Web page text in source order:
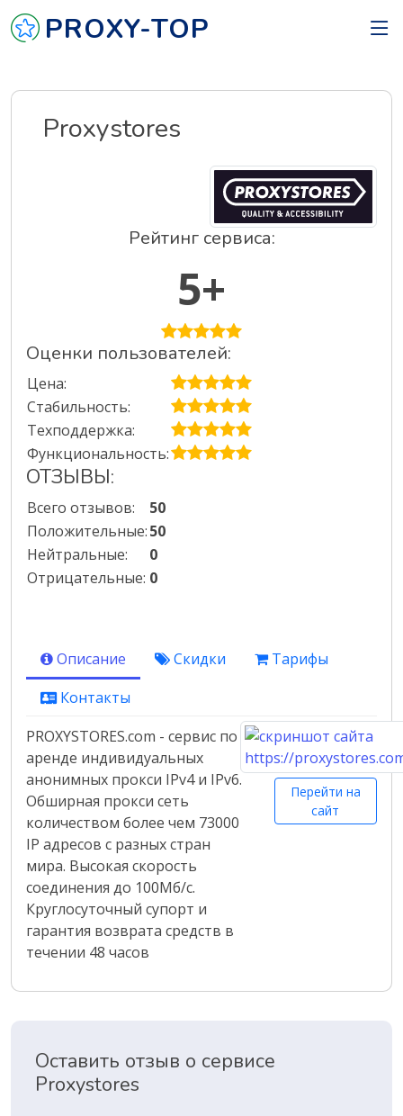
PROXY-TOP
Proxystores
Рейтинг сервиса:
5+
Оценки пользователей:
Цена:
Стабильность:
Техподдержка:
Функциональность:
ОТЗЫВЫ:
Всего отзывов:
50
Положительные:50
Нейтральные:
0
Отрицательные: 0
Описание Скидки
Тарифы
Контакты
PROXYSTORES.com - сервис по
аренде индивидуальных
анонимных прокси IPv4 и IPv6.
Обширная прокси сеть
количеством более чем 73000
IP адресов с разных стран
мира. Высокая скорость
соединения до 100Мб/с.
Круглосуточный супорт и
гарантия возврата средств в
течении 48 часов
Перейти на
сайт
Оставить отзыв о сервисе
Proxystores